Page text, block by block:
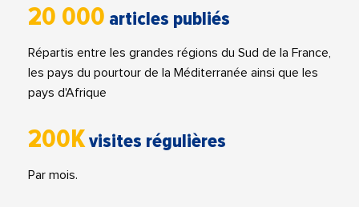
20 000 articles publiés
Répartis entre les grandes régions du Sud de la France,
les pays du pourtour de la Méditerranée ainsi que les
pays d'Afrique
200Kvisites régulières
Par mois.